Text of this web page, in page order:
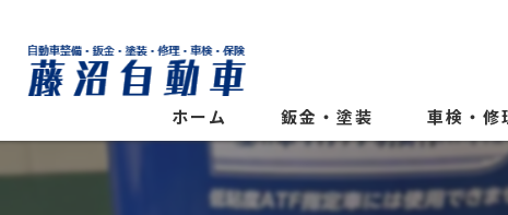
ホーム 鈑金・塗装 車検・修